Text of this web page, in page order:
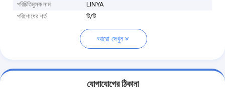
পরিচিতিমুলক নাম
LINYA
পরিশোধের শর্ত
টি/টি
আরো দেখুন
যোগাযোগের ঠিকানা